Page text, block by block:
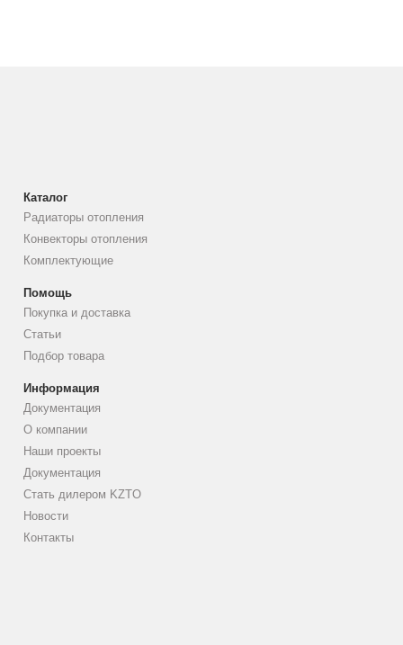
Каталог
Радиаторы отопления
Конвекторы отопления
Комплектующие
Помощь
Покупка и доставка
Статьи
Подбор товара
Информация
Документация
О компании
Наши проекты
Документация
Стать дилером KZTO
Новости
Контакты